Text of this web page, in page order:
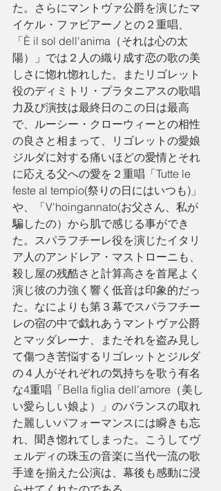
た。さらにマントヴァ公爵を演じたマ
イケル・ファビアーノとの２重唱、
「È il sol dell'anima（それは心の太
陽）」では２人の織り成す恋の歌の美
しさに惚れ惚れした。またリゴレット
役のディミトリ・プラタニアスの歌唱
力及び演技は最終日のこの日は最高
で、ルーシー・クローウィーとの相性
の良さと相まって、リゴレットの愛娘
ジルダに対する痛いほどの愛情とそれ
に応える父への愛を２重唱「Tutte le
feste al tempio(祭りの日にはいつも)」
や、「V'hoingannato(お父さん、私が
騙したの）から肌で感じる事ができ
た。スパラフチーレ役を演じたイタリ
ア人のアンドレア・マストローニも、
殺し屋の残酷さと計算高さを首尾よく
演じ彼の力強く響く低音は印象的だっ
た。なによりも第３幕でスパラフチー
レの宿の中で戯れあうマントヴァ公爵
とマッダレーナ、またそれを盗み見し
て傷つき苦悩するリゴレットとジルダ
の４人がそれぞれの気持ちを歌う有名
な4重唱「Bella figlia dell'amore（美し
い愛らしい娘よ）」のバランスの取れ
た麗しいパフォーマンスには瞬きも忘
れ、聞き惚れてしまった。こうしてヴ
ェルディの珠玉の音楽に当代一流の歌
手達を揃えた公演は、幕後も感動に浸